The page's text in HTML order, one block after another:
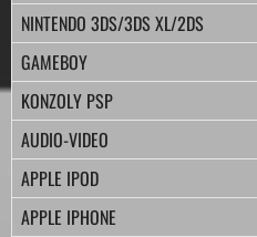
NINTENDO 3DS/3DS XL/2DS
GAMEBOY
KONZOLY PSP
AUDIO-VIDEO
APPLE IPOD
APPLE IPHONE